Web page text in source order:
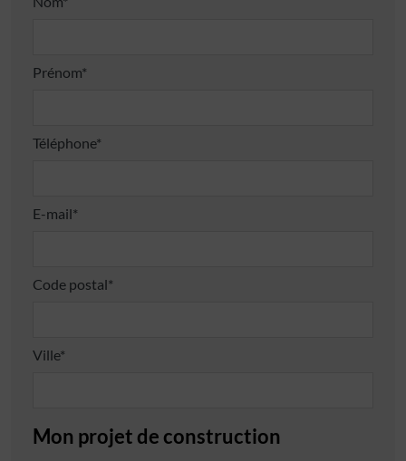
Prénom*
Téléphone*
E-mail*
Code postal*
Ville*
Mon projet de construction